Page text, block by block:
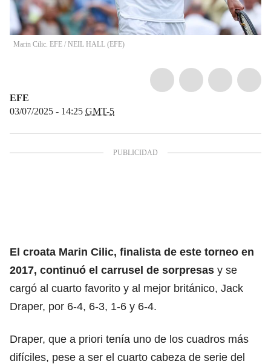
Marin Cilic. EFE / NEIL HALL (EFE)
EFE
03/07/2025 - 14:25 GMT-5
El croata Marin Cilic, finalista de este torneo en
2017, continuó el carrusel de sorpresas y se
cargó al cuarto favorito y al mejor británico, Jack
Draper, por 6-4, 6-3, 1-6 y 6-4.
Draper, que a priori tenía uno de los cuadros más
difíciles, pese a ser el cuarto cabeza de serie del